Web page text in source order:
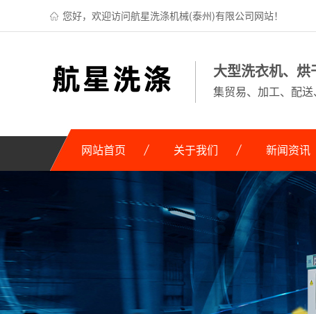
您好，欢迎访问航星洗涤机械(泰州)有限公司网站！
大型洗衣机、
集贸易、加工、配
网站首页 关于我们 新闻资讯